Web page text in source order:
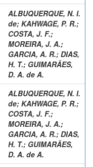
ALBUQUERQUE, N. I.
de; KAHWAGE, P. R.;
COSTA, J. F.;
MOREIRA, J. A.;
GARCIA, A. R.; DIAS,
H. T.; GUIMARÃES,
D. A. de A.
ALBUQUERQUE, N. I.
de; KAHWAGE, P. R.;
COSTA, J. F.;
MOREIRA, J. A.;
GARCIA, A. R.; DIAS,
H. T.; GUIMARÃES,
D. A. de A.